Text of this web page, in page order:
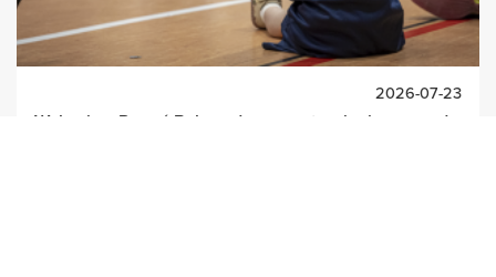
2026-07-23
Wakacje z Pogoń Baby – darmowe treningi przez cały